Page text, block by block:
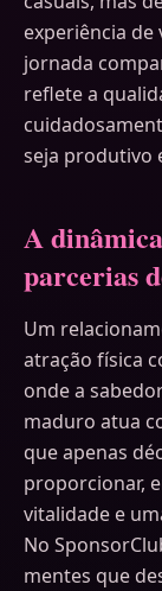
experiência de
jornada
reflete a
seja produtivo
A
parcerias
Um
atração física
onde a
maduro atua
que apenas
proporcionar,
vitalidade e
No
mentes que